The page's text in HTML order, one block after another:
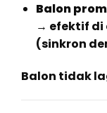
Balon
→ efektif di
(sinkron
Balon tidak